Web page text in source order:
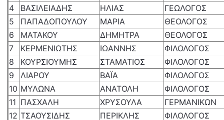
4
ΒΑΣΙΛΕΙΑΔΗΣ ΗΛΙΑΣ
ΓΕΩΛΟΓΟΣ
5
ΠΑΠAΔΟΠΟΥΛΟΥ ΜΑΡΙΑ
ΘΕΟΛΟΓΟΣ
6
ΜΑΤΑΚΟΥ ΔΗΜΗΤΡΑ
ΘΕΟΛΟΓΟΣ
7
ΚΕΡΜΕΝΙΩΤΗΣ ΙΩΑΝΝΗΣ
ΦΙΛΟΛΟΓΟΣ
8
ΚΟΥΡΣΙΟΥΜΗΣ ΣΤΑΜΑΤΙΟΣ
ΦΙΛΟΛΟΓΟΣ
9
ΛΙΑΡΟΥ ΒΑΪΑ
ΦΙΛΟΛΟΓΟΣ
10 ΜΥΛΩΝΑ ΑΝΑΤΟΛΗ
ΦΙΛΟΛΟΓΟΣ
11 ΠΑΣΧΑΛΗ ΧΡΥΣΟΥΛΑ
ΓΕΡΜΑΝΙΚΩΝ
12 ΤΣΑΟΥΣΙΔΗΣ ΠΕΡΙΚΛΗΣ
ΦΙΛΟΛΟΓΟΣ